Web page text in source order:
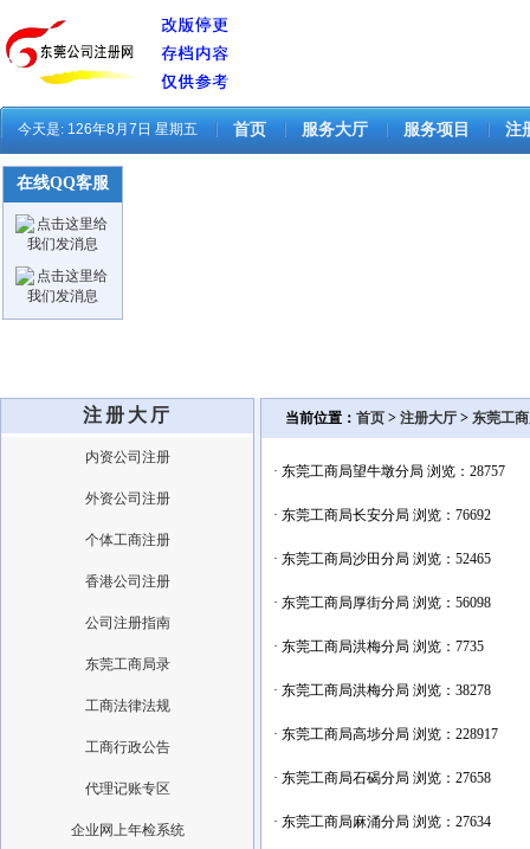
今天是: 126年8月7日 星期五 首页 服务大厅 服务项目 注
注册大厅
内资公司注册
外资公司注册
个体工商注册
香港公司注册
公司注册指南
东莞工商局录
工商法律法规
工商行政公告
代理记账专区
企业网上年检系统
当前位置： 首页 > 注册大厅 > 东莞工
· 东莞工商局望牛墩分局 浏览：28757
· 东莞工商局长安分局 浏览：76692
· 东莞工商局沙田分局 浏览：52465
· 东莞工商局厚街分局 浏览：56098
· 东莞工商局洪梅分局 浏览：7735
· 东莞工商局洪梅分局 浏览：38278
· 东莞工商局高埗分局 浏览：228917
· 东莞工商局石碣分局 浏览：27658
· 东莞工商局麻涌分局 浏览：27634
在线QQ客服